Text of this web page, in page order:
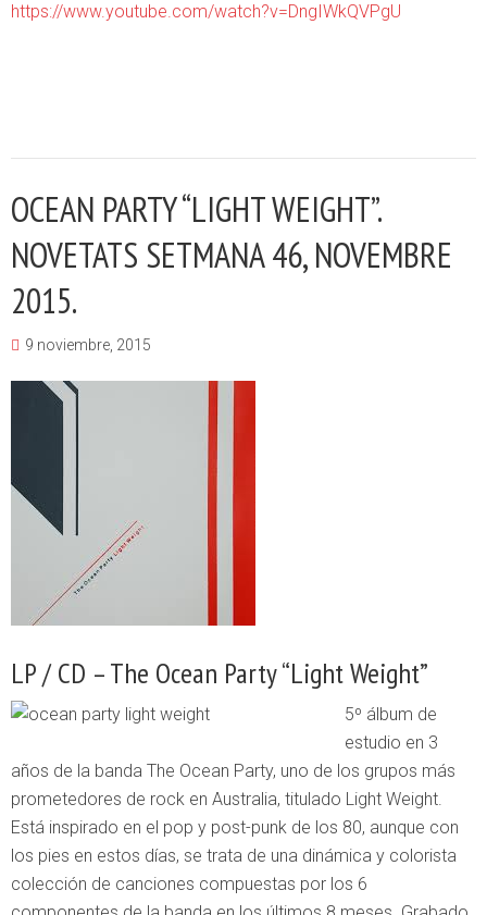
https://www.youtube.com/watch?v=DngIWkQVPgU
OCEAN PARTY “LIGHT WEIGHT”.
NOVETATS SETMANA 46, NOVEMBRE
2015.
9 noviembre, 2015
LP / CD – The Ocean Party “Light Weight”
5º álbum de
estudio en 3
años de la banda The Ocean Party, uno de los grupos más
prometedores de rock en Australia, titulado Light Weight.
Está inspirado en el pop y post-punk de los 80, aunque con
los pies en estos días, se trata de una dinámica y colorista
colección de canciones compuestas por los 6